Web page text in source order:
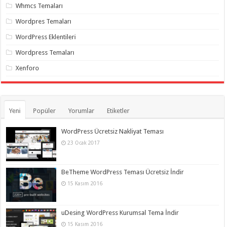
takipçi
instagram
hilesi ,
Whmcs Temaları
Wordpres Temaları
WordPress Eklentileri
Wordpress Temaları
Xenforo
Yeni Popüler Yorumlar Etiketler
WordPress Ücretsiz Nakliyat Teması
23 Ocak 2017
BeTheme WordPress Teması Ücretsiz İndir
15 Kasım 2016
uDesing WordPress Kurumsal Tema İndir
15 Kasım 2016